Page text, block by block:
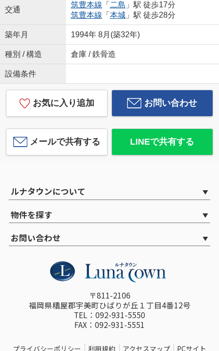
交通
筑豊本線 「 二島 」駅 徒歩17分
筑豊本線 「 本城」駅 徒歩28分
築年月 1994年 8月(築32年)
種別 / 構造 倉庫 / 鉄骨造
設備条件
お気に入り追加 お問い合わせ
メールで共有する LINEで共有する
ルナタウンについて
物件を探す
お問い合わせ
〒811-2106
福岡県糟屋郡宇美町ひばりが丘１丁目4番12号
TEL：092-931-5550
FAX：092-931-5551
プライバシーポリシー 利用規約 アクセスマップ PCサイト